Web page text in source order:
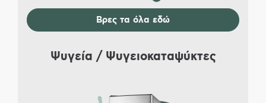
Βρες τα όλα εδώ
Ψυγεία / Ψυγειοκαταψύκτες